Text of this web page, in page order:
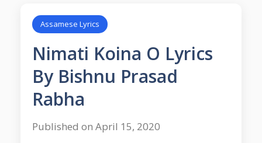
Assamese Lyrics
Nimati Koina O Lyrics
By Bishnu Prasad
Rabha
Published on April 15, 2020